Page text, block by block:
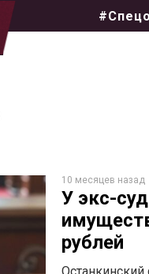
10 месяцев назад
У экс-
рублей